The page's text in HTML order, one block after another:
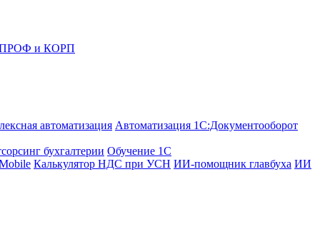
8 ПРОФ и КОРП
автоматизация Автоматизация 1С:Документооборот
бухгалтерии Обучение 1С
Калькулятор НДС при УСН ИИ-помощник главбуха ИИ